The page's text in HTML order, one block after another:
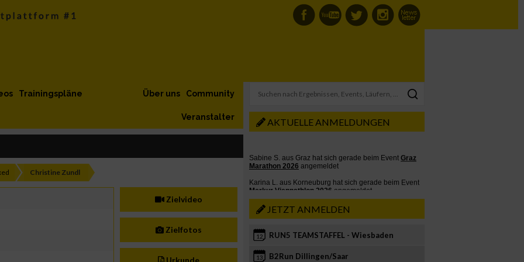
Trainingspläne Community
Über uns
Veranstalter
Christine Zundl
Zielvideo
Zielfotos
Urkunde
AKTUELLE ANMELDUNGEN
JETZT ANMELDEN
12 RUN5 TEAMSTAFFEL - Wiesbaden
13 B2Run Dillingen/Saar